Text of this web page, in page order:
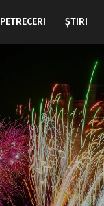
PETRECERI ŞTIRI